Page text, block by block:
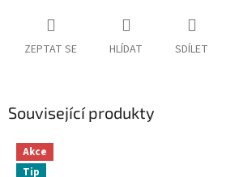
ZEPTAT SE HLÍDAT SDÍLET
Související produkty
Akce
Tip